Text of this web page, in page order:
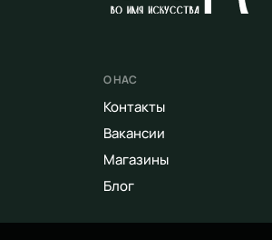
О НАС
Контакты
Вакансии
Магазины
Блог